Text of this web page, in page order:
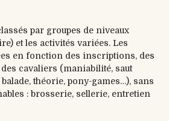
par groupes de niveaux
et les activités variées. Les
en fonction des inscriptions, des
des cavaliers (maniabilité, saut
balade, théorie, pony-games…), sans
: brosserie, sellerie, entretien